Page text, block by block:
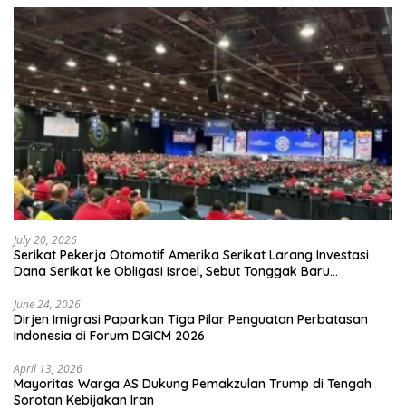
July 20, 2026
Serikat Pekerja Otomotif Amerika Serikat Larang Investasi
Dana Serikat ke Obligasi Israel, Sebut Tonggak Baru
June 24, 2026
Dirjen Imigrasi Paparkan Tiga Pilar Penguatan Perbatasan
Indonesia di Forum DGICM 2026
April 13, 2026
Mayoritas Warga AS Dukung Pemakzulan Trump di Tengah
Sorotan Kebijakan Iran